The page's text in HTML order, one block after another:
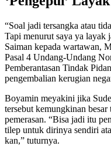
“Soal jadi tersangka atau
Tapi menurut saya ya layak
Saiman kepada wartawan,
Pasal 4 Undang-Undang
Pemberantasan Tindak
pengembalian kerugian
Boyamin meyakini jika
tersebut kemungkinan
pemerasan. “Bisa jadi itu
tilep untuk dirinya sendiri
kan,” tuturnya.